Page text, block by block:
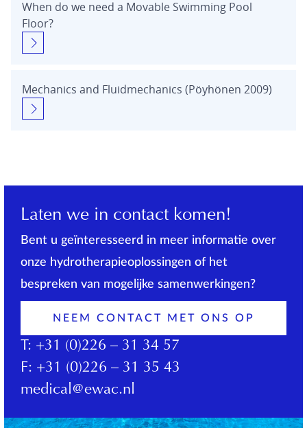
When do we need a Movable Swimming Pool
Floor?
Mechanics and Fluidmechanics (Pöyhönen 2009)
Laten we in contact komen!
Bent u geïnteresseerd in meer informatie over
onze hydrotherapieoplossingen of het
bespreken van mogelijke samenwerkingen?
NEEM CONTACT MET ONS OP
T: +31 (0)226 – 31 34 57
F: +31 (0)226 – 31 35 43
medical@ewac.nl